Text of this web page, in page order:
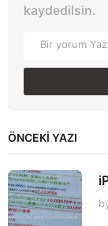
kaydedilsin.
ÖNCEKI YAZI